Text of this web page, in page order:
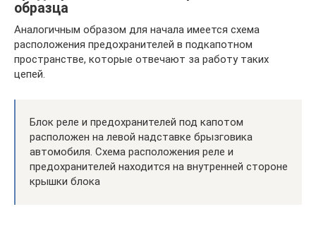
образца
Аналогичным образом для начала имеется схема
расположения предохранителей в подкапотном
пространстве, которые отвечают за работу таких
цепей.
Блок реле и предохранителей под капотом
расположен на левой надставке брызговика
автомобиля. Схема расположения реле и
предохранителей находится на внутренней стороне
крышки блока